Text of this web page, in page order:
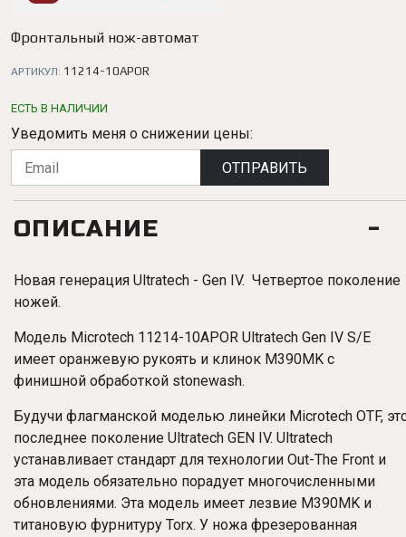
Фронтальный нож-автомат
АРТИКУЛ: 11214-10APOR
ЕСТЬ В НАЛИЧИИ
Уведомить меня о снижении цены:
ОТПРАВИТЬ
ОПИСАНИЕ
Новая генерация Ultratech - Gen IV. Четвертое поколение
ножей.
Модель Microtech 11214-10APOR Ultratech Gen IV S/E
имеет оранжевую рукоять и клинок M390MK с
финишной обработкой stonewash.
Будучи флагманской моделью линейки Microtech OTF,
последнее поколение Ultratech GEN IV. Ultratech
устанавливает стандарт для технологии Out-The Front и
эта модель обязательно порадует многочисленными
обновлениями. Эта модель имеет лезвие M390MK и
титановую фурнитуру Torx. У ножа фрезерованная